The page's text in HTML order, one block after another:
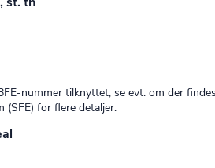
nummer tilknyttet, se evt. om der
(SFE) for flere detaljer.